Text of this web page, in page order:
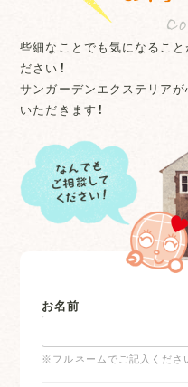
些細なことでも気になること
ださい！
サンガーデンエクステリア
いただきます！
お名前
※フルネームでご記入くださ